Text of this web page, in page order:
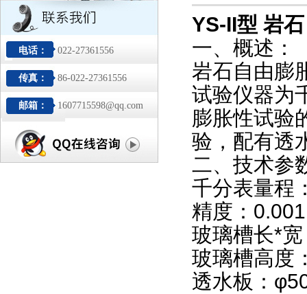
电话： 022-27361556
传真： 86-022-27361556
邮箱： 1607715598@qq.com
YS-II型 岩
一、概述：
岩石自由膨
试验仪器为
膨胀性试验
验，配有透
二、技术参
千分表量程
精度：
玻璃槽长*
玻璃槽高度
透水板：